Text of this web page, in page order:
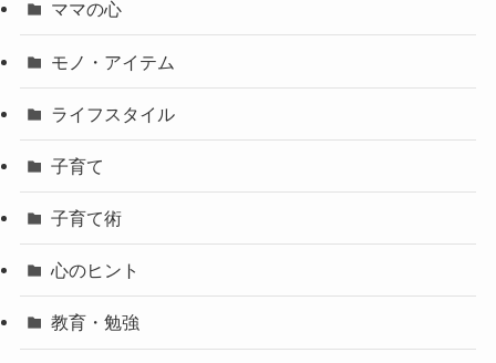
ママの心
モノ・アイテム
ライフスタイル
子育て
子育て術
心のヒント
教育・勉強